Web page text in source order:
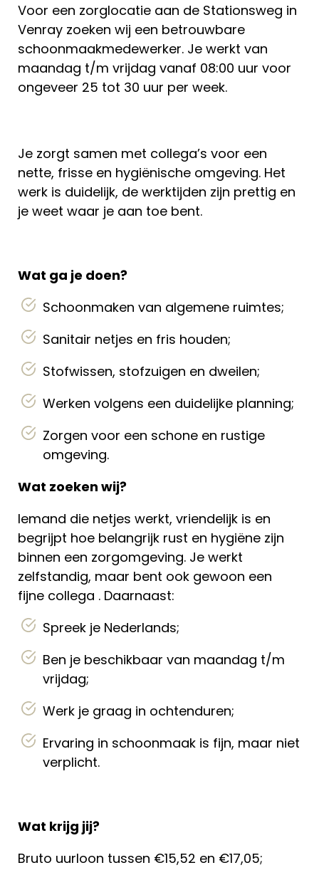
Voor een zorglocatie aan de Stationsweg in
Venray zoeken wij een betrouwbare
schoonmaakmedewerker. Je werkt van
maandag t/m vrijdag vanaf 08:00 uur voor
ongeveer 25 tot 30 uur per week.
Je zorgt samen met collega’s voor een
nette, frisse en hygiënische omgeving. Het
werk is duidelijk, de werktijden zijn prettig en
je weet waar je aan toe bent.
Wat ga je doen?
Schoonmaken van algemene ruimtes;
Sanitair netjes en fris houden;
Stofwissen, stofzuigen en dweilen;
Werken volgens een duidelijke planning;
Zorgen voor een schone en rustige
omgeving.
Wat zoeken wij?
Iemand die netjes werkt, vriendelijk is en
begrijpt hoe belangrijk rust en hygiëne zijn
binnen een zorgomgeving. Je werkt
zelfstandig, maar bent ook gewoon een
fijne collega . Daarnaast:
Spreek je Nederlands;
Ben je beschikbaar van maandag t/m
vrijdag;
Werk je graag in ochtenduren;
Ervaring in schoonmaak is fijn, maar niet
verplicht.
Wat krijg jij?
Bruto uurloon tussen €15,52 en €17,05;